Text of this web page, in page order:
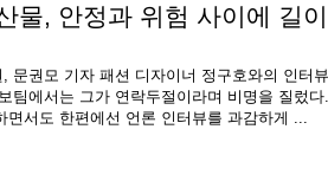
물, 안정과 위험 사이에 길이
문권모 기자 패션 디자이너 정구호와의 인터뷰
팀에서는 그가 연락두절이라며 비명을 질렀다.
순간 애써 잡은 인터뷰가 무산될까 걱정하면서도 한편에선 언론 인터뷰를 과감하게 ...